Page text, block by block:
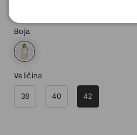
Boja
Veličina
38 40 42